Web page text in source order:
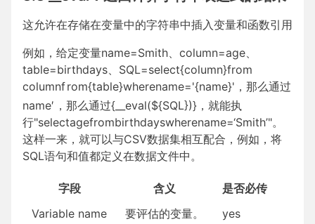
这允许在存储在变量中的字符串中插入变量和函数引用
例如，给定变量name=Smith、column=age、
table=birthdays、SQL=select{column}from
columnfrom{table}wherename='{name}'，那么通过
name′ ， 那么通过{__eval(${SQL})}，就能执
行"selectagefrombirthdayswherename=‘Smith’"。
这样一来，就可以与CSV数据集相互配合，例如，将
SQL语句和值都定义在数据文件中。
字段 含义
是否必传
Variable name
要评估的变量。 yes